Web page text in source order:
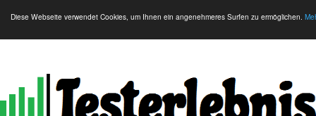
Diese Webseite verwendet Cookies, um Ihnen ein angenehmeres Surfen zu ermöglichen.